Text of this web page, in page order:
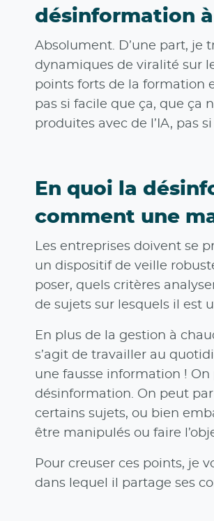
désinformation
Absolument. D’une part, je
dynamiques de viralité sur
points forts de la formation
pas si facile que ça, que ça
produites avec de l’IA, pas
En quoi la
comment une
Les entreprises doivent se
un dispositif de veille
poser, quels critères
de sujets sur lesquels il est
En plus de la gestion à
s’agit de travailler au
une fausse information !
désinformation. On peut
certains sujets, ou bien
être manipulés ou faire
Pour creuser ces points, je
dans lequel il partage ses